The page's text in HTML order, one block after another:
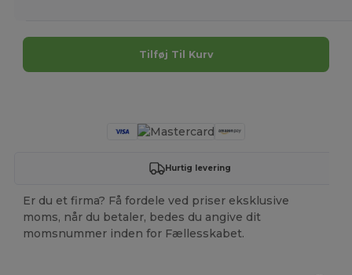
Tilføj Til Kurv
Hurtig levering
Er du et firma? Få fordele ved priser eksklusive
moms, når du betaler, bedes du angive dit
momsnummer inden for Fællesskabet.